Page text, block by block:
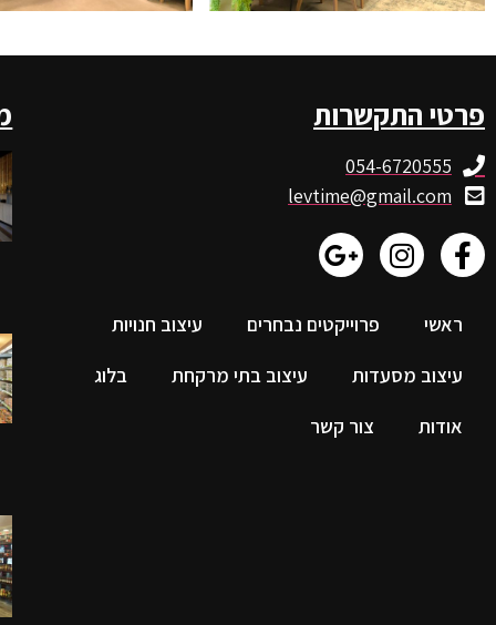
פרטי התקשרות
054-6720555
levtime@gmail.com
ראשי פרוייקטים נבחרים
עיצוב חנויות
עיצוב מסעדות
עיצוב בתי מרקחת
בלוג
אודות
צור קשר